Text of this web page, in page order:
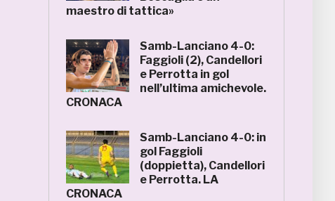
maestro di tattica»
Samb-Lanciano 4-0:
Faggioli (2), Candellori
e Perrotta in gol
nell’ultima amichevole.
CRONACA
Samb-Lanciano 4-0: in
gol Faggioli
(doppietta), Candellori
e Perrotta. LA
CRONACA